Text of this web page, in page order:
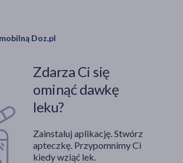
Doz.pl
Zdarza Ci się
ominąć dawkę
leku?
Zainstaluj aplikację. Stwórz
apteczkę. Przypomnimy Ci
kiedy wziąć lek.